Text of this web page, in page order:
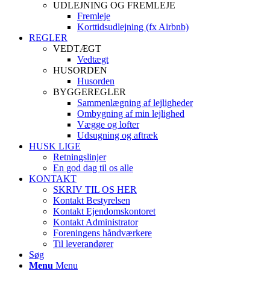
UDLEJNING OG FREMLEJE
Fremleje
Korttidsudlejning (fx Airbnb)
REGLER
VEDTÆGT
Vedtægt
HUSORDEN
Husorden
BYGGEREGLER
Sammenlægning af lejligheder
Ombygning af min lejlighed
Vægge og lofter
Udsugning og aftræk
HUSK LIGE
Retningslinjer
En god dag til os alle
KONTAKT
SKRIV TIL OS HER
Kontakt Bestyrelsen
Kontakt Ejendomskontoret
Kontakt Administrator
Foreningens håndværkere
Til leverandører
Søg
Menu Menu